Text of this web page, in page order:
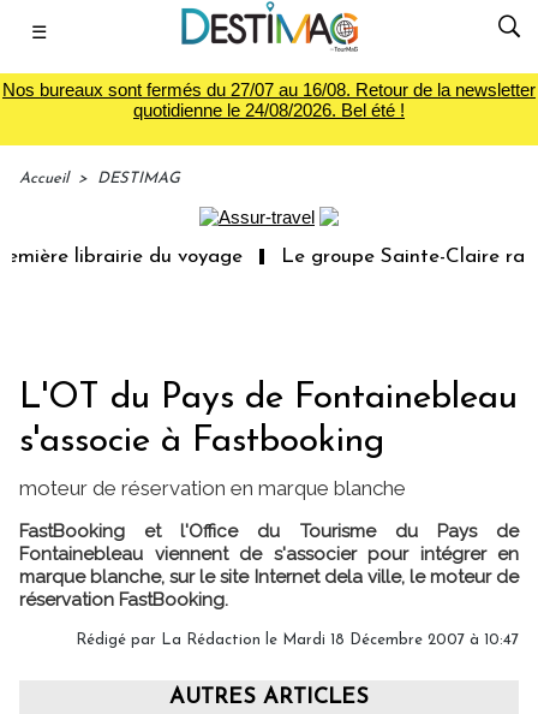
☰
Nos bureaux sont fermés du 27/07 au 16/08. Retour de la newsletter
quotidienne le 24/08/2026. Bel été !
Accueil > DESTIMAG
librairie du voyage Le groupe Sainte-Claire
L'OT du Pays de Fontainebleau
s'associe à Fastbooking
moteur de réservation en marque blanche
FastBooking et l'Office du Tourisme du Pays de
Fontainebleau viennent de s'associer pour intégrer en
marque blanche, sur le site Internet dela ville, le moteur de
réservation FastBooking.
Rédigé par La Rédaction le Mardi 18 Décembre 2007 à 10:47
AUTRES ARTICLES